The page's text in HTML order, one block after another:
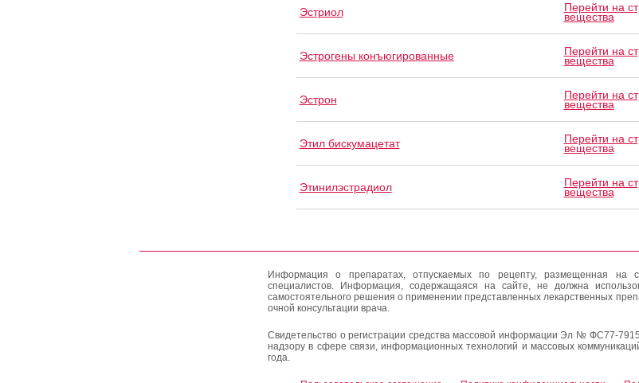
Эстриол Перейти на
вещества
Эстрогены конъюгированные Перейти на
вещества
Эстрон Перейти на
вещества
Этил бискумацетат Перейти на
вещества
Этинилэстрадиол Перейти на
вещества
Информация о препаратах, отпускаемых по рецепту, размещенная на
специалистов. Информация, содержащаяся на сайте, не должна
самостоятельного решения о применении представленных лекарственных
очной консультации врача.
Свидетельство о регистрации средства массовой информации Эл № ФС77-
надзору в сфере связи, информационных технологий и массовых
года.